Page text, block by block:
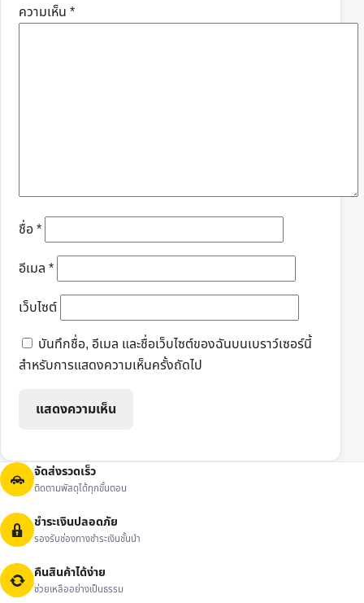
ความเห็น *
ชื่อ*
อีเมล *
เว็บไซต์
บันทึกชื่อ, อีเมล และชื่อเว็บไซต์ของฉันบนเบราว์เซอร์นี้
สำหรับการแสดงความเห็นครั้งถัดไป
จัดส่งรวดเร็ว
ติดตามพัสดุได้ทุกขั้นตอน
ชำระเงินปลอดภัย
รองรับช่องทางชำระเงินชั้นนำ
คืนสินค้าได้ง่าย
ช่วยเหลืออย่างเป็นธรรม